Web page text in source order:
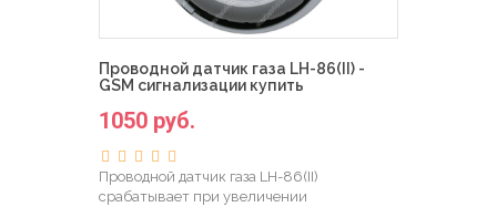
Проводной датчик газа LH-86(II) -
GSM сигнализации купить
1050 руб.
Проводной датчик газа LH-86(II)
срабатывает при увеличении